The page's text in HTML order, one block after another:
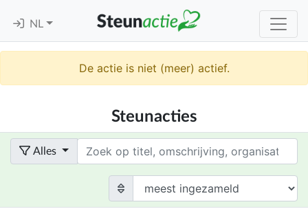
NL
De actie is niet (meer) actief.
Steunacties
Alles Term